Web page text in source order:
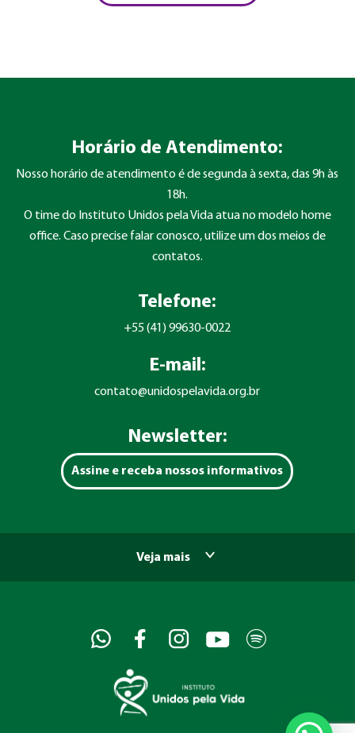
Horário de Atendimento:
Nosso horário de atendimento é de segunda à sexta, das 9h às
18h.
O time do Instituto Unidos pela Vida atua no modelo home
office. Caso precise falar conosco, utilize um dos meios de
contatos.
Telefone:
+55 (41) 99630-0022
E-mail:
contato@unidospelavida.org.br
Newsletter:
Assine e receba nossos informativos
Veja mais